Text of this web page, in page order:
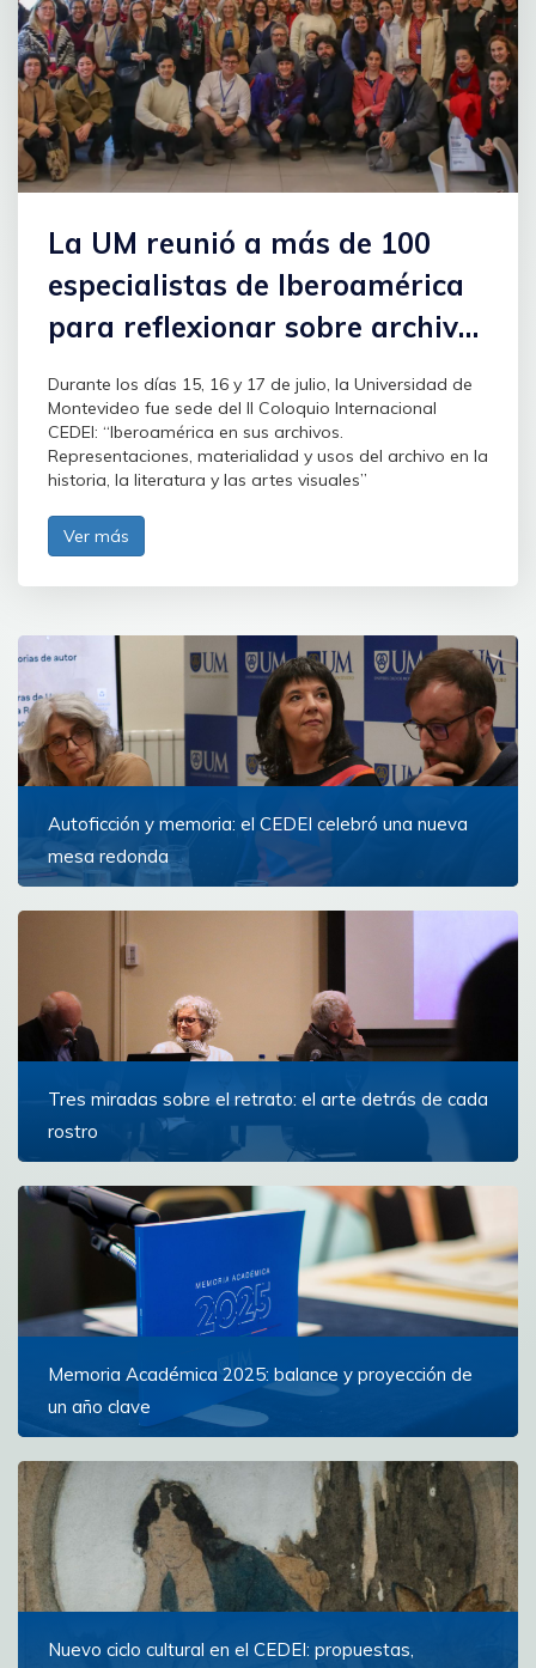
La UM reunió a más de 100
especialistas de Iberoamérica
para reflexionar sobre archivo
y memoria
Durante los días 15, 16 y 17 de julio, la Universidad de
Montevideo fue sede del II Coloquio Internacional
CEDEI: “Iberoamérica en sus archivos.
Representaciones, materialidad y usos del archivo en la
historia, la literatura y las artes visuales”
Ver más
Autoficción y memoria: el CEDEI celebró una nueva
mesa redonda
Ver más
Tres miradas sobre el retrato: el arte detrás de cada
rostro
a través de la pintura y la fotografía
Ver más
Memoria Académica 2025: balance y proyección de
un año clave
del 2025
Nuevo ciclo cultural en el CEDEI: propuestas,